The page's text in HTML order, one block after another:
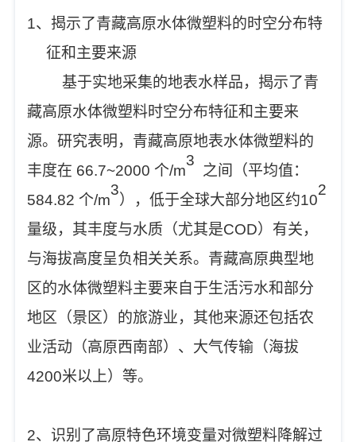
1、揭示了青藏高原水体微塑料的时空分布特
征和主要来源
基于实地采集的地表水样品，揭示了青
藏高原水体微塑料时空分布特征和主要来
源。研究表明，青藏高原地表水体微塑料的
丰度在 66.7~2000 个/m
3
之间（平均值：
584.82 个/m
3
），低于全球大部分地区约10
2
量级，其丰度与水质（尤其是COD）有关，
与海拔高度呈负相关关系。青藏高原典型地
区的水体微塑料主要来自于生活污水和部分
地区（景区）的旅游业，其他来源还包括农
业活动（高原西南部）、大气传输（海拔
4200米以上）等。
2、识别了高原特色环境变量对微塑料降解过